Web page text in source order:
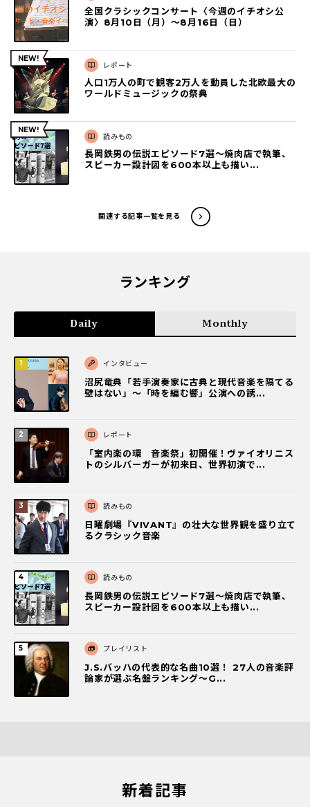
全国クラシックコンサート〈今週のイチオシ公
演〉8月10日（月）～8月16日（日）
レポート
人口1万人の町で観客2万人を動員した北欧最大の
ワールドミュージックの祭典
読みもの
長岡鉄男の伝説エピソード7選〜焼肉店で執筆、
スピーカー設計図を600本以上も描い...
関連する記事一覧を見る
ランキング
Daily Monthly
インタビュー
沼尻竜典「若手演奏家に古典と現代音楽を隔てる
壁はない」～「時を編む響」公演への誘...
レポート
「室内楽の環 音楽祭」初開催！ヴァイオリニス
トのシルバーガーが初来日、世界初演で...
読みもの
日曜劇場『VIVANT』の壮大な世界観を盛り立て
るクラシック音楽
読みもの
長岡鉄男の伝説エピソード7選〜焼肉店で執筆、
スピーカー設計図を600本以上も描い...
プレイリスト
J.S.バッハの代表的な名曲10選！ 27人の音楽評
論家が選ぶ名盤ランキング〜G...
新着記事